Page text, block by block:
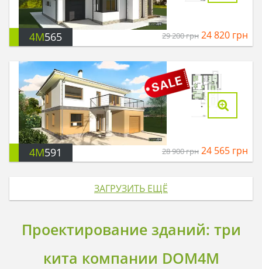
4M565 29 200грн 24 820 грн
4M591 28 900грн 24 565 грн
ЗАГРУЗИТЬ ЕЩЁ
Проектирование зданий: три
кита компании DOM4M